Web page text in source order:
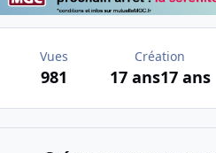
Vues
981
Création
17 ans17 ans